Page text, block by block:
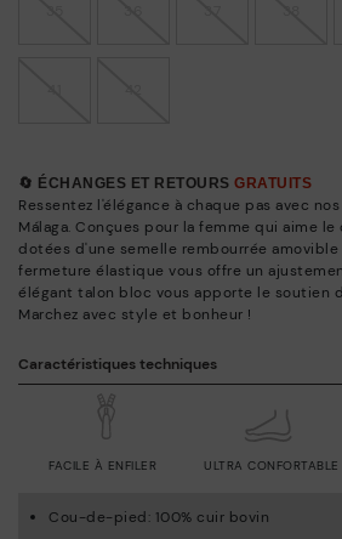
🔄 ÉCHANGES ET RETOURS GRATUITS
Ressentez l'élégance à chaque pas avec
Málaga. Conçues pour la femme qui aime
dotées d'une semelle rembourrée amovible
fermeture élastique vous offre un
élégant talon bloc vous apporte le soutien
Marchez avec style et bonheur !
Caractéristiques techniques
FACILE À ENFILER ULTRA CONFORTABLE
Cou-de-pied: 100% cuir bovin